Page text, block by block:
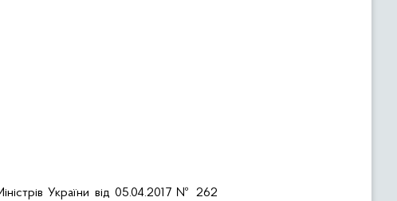
України від 05.04.2017 № 262